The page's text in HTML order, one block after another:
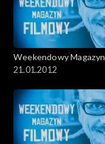
Weekendowy Magazyn
Filmowy
21.01.2012